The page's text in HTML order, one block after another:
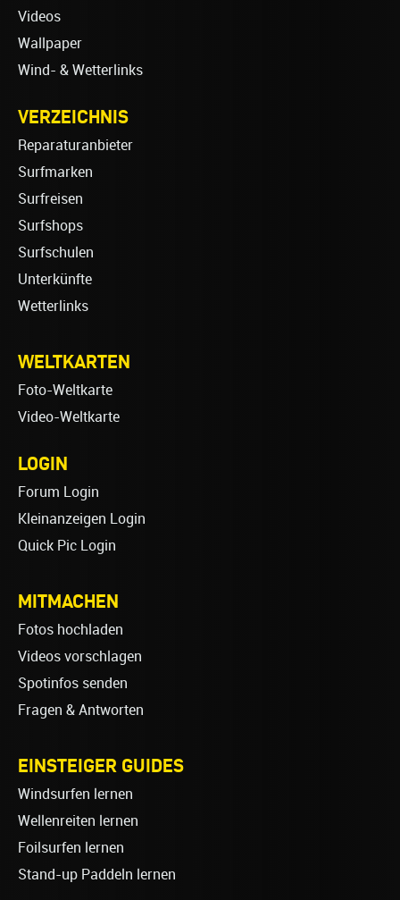
Videos
Wallpaper
Wind- & Wetterlinks
VERZEICHNIS
Reparaturanbieter
Surfmarken
Surfreisen
Surfshops
Surfschulen
Unterkünfte
Wetterlinks
WELTKARTEN
Foto-Weltkarte
Video-Weltkarte
LOGIN
Forum Login
Kleinanzeigen Login
Quick Pic Login
MITMACHEN
Fotos hochladen
Videos vorschlagen
Spotinfos senden
Fragen & Antworten
EINSTEIGER GUIDES
Windsurfen lernen
Wellenreiten lernen
Foilsurfen lernen
Stand-up Paddeln lernen